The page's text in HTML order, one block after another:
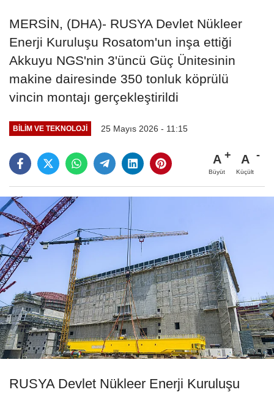
MERSİN, (DHA)- RUSYA Devlet Nükleer
Enerji Kuruluşu Rosatom'un inşa ettiği
Akkuyu NGS'nin 3'üncü Güç Ünitesinin
makine dairesinde 350 tonluk köprülü
vincin montajı gerçekleştirildi
BILIM VE TEKNOLOJI 25 Mayıs 2026 - 11:15
A
Büyüt
A
Küçült
RUSYA Devlet Nükleer Enerji Kuruluşu